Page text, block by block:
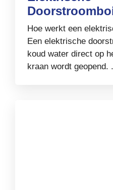
Hoe werkt een
Een elektrische
koud water direct op
kraan wordt geopend.